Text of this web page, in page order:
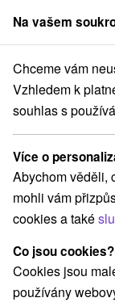
člen skupinySorger
Hotely na
Hotely
Kategorie
Všechny
Hotely s
Vyberte
Na vašem
Chceme vám
Vzhledem k
souhlas s
Více o
Abychom věděli,
mohli vám
cookies a také
Co jsou cookies?
Cookies jsou
používány